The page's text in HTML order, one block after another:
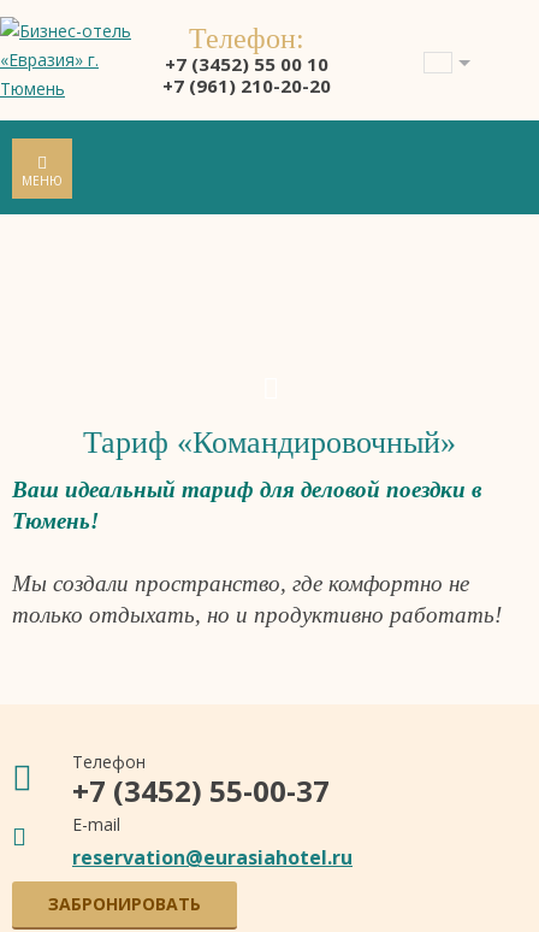
Телефон:
+7 (3452) 55 00 10
+7 (961) 210-20-20
МЕНЮ
Тариф «Командировочный»
Ваш идеальный тариф для деловой поездки в
Тюмень!
Мы создали пространство, где комфортно не
только отдыхать, но и продуктивно работать!
Телефон
+7 (3452) 55-00-37
E-mail
reservation@eurasiahotel.ru
ЗАБРОНИРОВАТЬ